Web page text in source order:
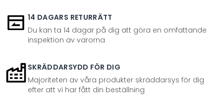
14 DAGARS RETURRÄTT
Du kan ta 14 dagar på dig att göra en omfattande
inspektion av varorna
SKRÄDDARSYDD FÖR DIG
Majoriteten av våra produkter skräddarsys för dig
efter att vi har fått din beställning